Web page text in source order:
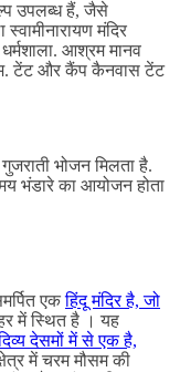
उपलब्ध हैं, जैसे
मंदिर
धर्मशाला. आश्रम मानव
टेंट और कैंप कैनवास टेंट
गुजराती भोजन मिलता है.
भंडारे का आयोजन होता
एकहिंदू मंदिर है, जो
में स्थित है । यह
देसमों में से एक है,
में चरम मौसम की